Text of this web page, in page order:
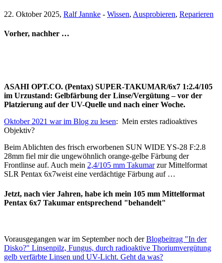
22. Oktober 2025, Ralf Jannke - Wissen, Ausprobieren, Reparieren
Vorher, nachher …
ASAHI OPT.CO. (Pentax) SUPER-TAKUMAR/6x7 1:2.4/105
im Urzustand: Gelbfärbung der Linse/Vergütung – vor der
Platzierung auf der UV-Quelle und nach einer Woche.
Oktober 2021 war im Blog zu lesen: Mein erstes radioaktives
Objektiv?
Beim Ablichten des frisch erworbenen SUN WIDE YS-28 F:2.8
28mm fiel mir die ungewöhnlich orange-gelbe Färbung der
Frontlinse auf. Auch mein 2,4/105 mm Takumarzur Mittelformat
SLR Pentax 6x7weist eine verdächtige Färbung auf …
Jetzt, nach vier Jahren, habe ich mein 105 mm Mittelformat
Pentax 6x7 Takumar entsprechend "behandelt"
Vorausgegangen war im September noch derBlogbeitrag "In der
Disko?" Linsenpilz, Fungus, durch radioaktive Thoriumvergütung
gelb verfärbte Linsen und UV-Licht. Geht da was?